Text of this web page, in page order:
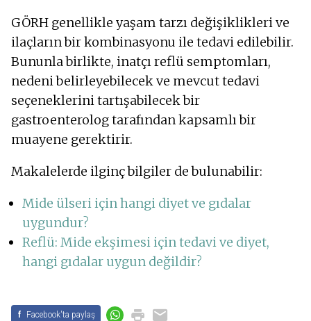
GÖRH genellikle yaşam tarzı değişiklikleri ve
ilaçların bir kombinasyonu ile tedavi edilebilir.
Bununla birlikte, inatçı reflü semptomları,
nedeni belirleyebilecek ve mevcut tedavi
seçeneklerini tartışabilecek bir
gastroenterolog tarafından kapsamlı bir
muayene gerektirir.
Makalelerde ilginç bilgiler de bulunabilir:
Mide ülseri için hangi diyet ve gıdalar
uygundur?
Reflü: Mide ekşimesi için tedavi ve diyet,
hangi gıdalar uygun değildir?
f Facebook'ta paylaş